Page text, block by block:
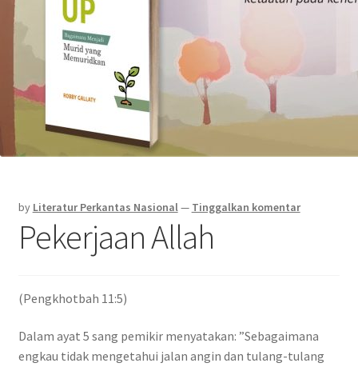
by Literatur Perkantas Nasional— Tinggalkan komentar
Pekerjaan Allah
(Pengkhotbah 11:5)
Dalam ayat 5 sang pemikir menyatakan: ”Sebagaimana
engkau tidak mengetahui jalan angin dan tulang-tulang